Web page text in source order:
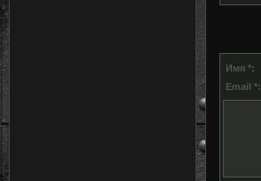
Имя *:
Email *: